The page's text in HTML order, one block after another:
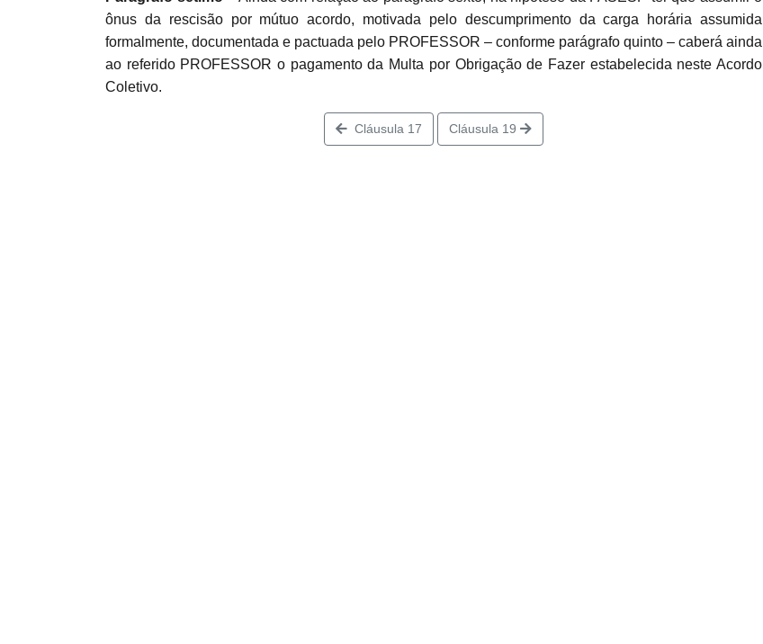
ônus da rescisão por mútuo acordo, motivada pelo descumprimento da carga horária assumida
formalmente, documentada e pactuada pelo PROFESSOR – conforme parágrafo quinto – caberá ainda
ao referido PROFESSOR o pagamento da Multa por Obrigação de Fazer estabelecida neste Acordo
Coletivo.
Cláusula 17 Cláusula 19